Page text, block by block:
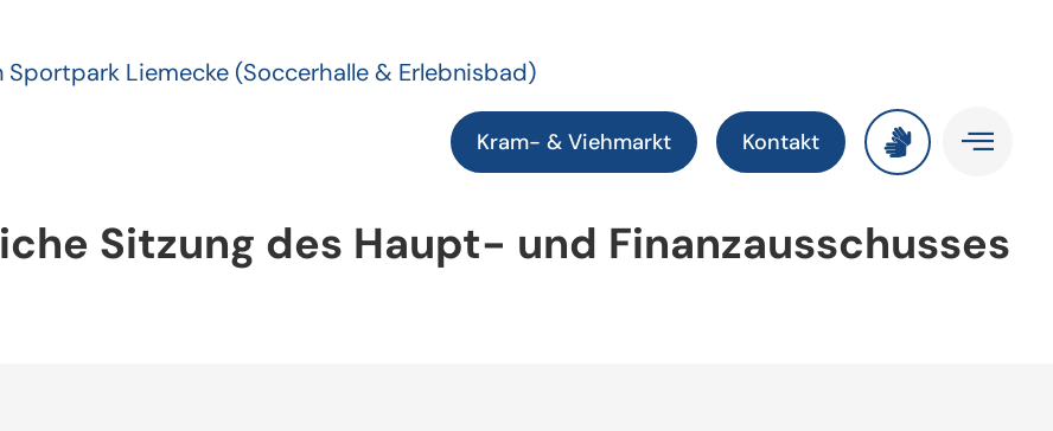
Sportpark Liemecke (Soccerhalle & Erlebnisbad)
Kram- & Viehmarkt Kontakt
Sitzung des Haupt- und Finanzausschusses